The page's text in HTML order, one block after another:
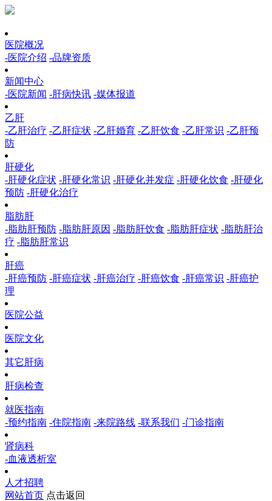
医院概况
-医院介绍 -品牌资质
新闻中心
-医院新闻 -肝病快讯 -媒体报道
乙肝
-乙肝治疗 -乙肝症状 -乙肝婚育 -乙肝饮食 -乙肝常识 -乙肝预
防
肝硬化
-肝硬化症状 -肝硬化常识 -肝硬化并发症 -肝硬化饮食 -肝硬化
预防 -肝硬化治疗
脂肪肝
-脂肪肝预防 -脂肪肝原因 -脂肪肝饮食 -脂肪肝症状 -脂肪肝治
疗 -脂肪肝常识
肝癌
-肝癌预防 -肝癌症状 -肝癌治疗 -肝癌饮食 -肝癌常识 -肝癌护
理
医院公益
医院文化
其它肝病
肝病检查
就医指南
-预约指南 -住院指南 -来院路线 -联系我们 -门诊指南
肾病科
-血液透析室
人才招聘
网站首页 点击返回